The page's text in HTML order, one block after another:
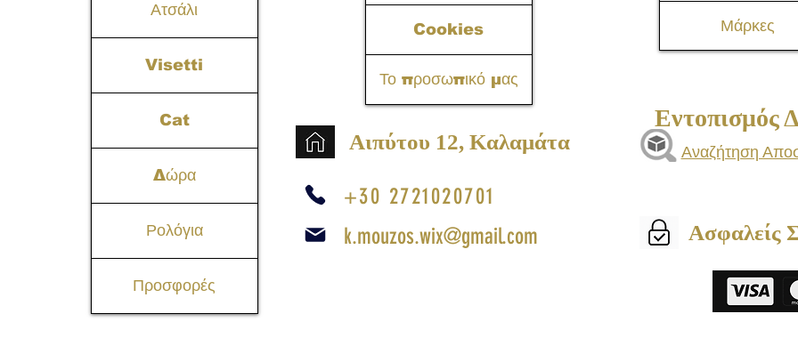
Ατσάλι
Visetti
Cat
Δώρα
Ρολόγια
Προσφορές
Cookies
Το προσωπικό μας
Αιπύτου 12, Καλαμάτα​
+30 2721020701
k.mouzos.wix@gmail.com
Μάρκες
Εντοπισμός
Αναζήτηση
Ασφαλείς